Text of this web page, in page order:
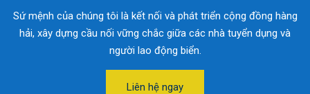
Sứ mệnh của chúng tôi là kết nối và phát triển cộng đồng hàng
hải, xây dựng cầu nối vững chắc giữa các nhà tuyển dụng và
người lao động biển.
Liên hệ ngay